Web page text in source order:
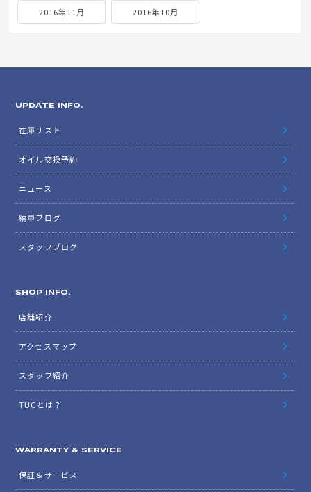
2016年11月 2016年10月
UPDATE INFO.
在庫リスト
オイル交換予約
ニュース
納車ブログ
スタッフブログ
SHOP INFO.
店舗紹介
アクセスマップ
スタッフ紹介
TUCとは？
WARRANTY & SERVICE
保証＆サービス